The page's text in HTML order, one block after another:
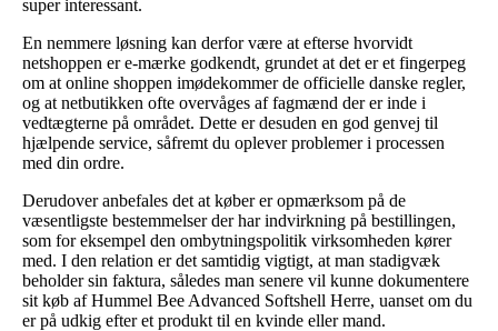
super interessant.
En nemmere løsning kan derfor være at efterse hvorvidt
netshoppen er e-mærke godkendt, grundet at det er et fingerpeg
om at online shoppen imødekommer de officielle danske regler,
og at netbutikken ofte overvåges af fagmænd der er inde i
vedtægterne på området. Dette er desuden en god genvej til
hjælpende service, såfremt du oplever problemer i processen
med din ordre.
Derudover anbefales det at køber er opmærksom på de
væsentligste bestemmelser der har indvirkning på bestillingen,
som for eksempel den ombytningspolitik virksomheden kører
med. I den relation er det samtidig vigtigt, at man stadigvæk
beholder sin faktura, således man senere vil kunne dokumentere
sit køb af Hummel Bee Advanced Softshell Herre, uanset om du
er på udkig efter et produkt til en kvinde eller mand.